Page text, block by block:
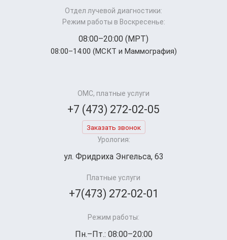
Отдел лучевой диагностики:
Режим работы в Воскресенье:
08:00–20:00 (МРТ)
08:00–14:00 (МСКТ и Маммография)
ОМС, платные услуги
+7 (473) 272-02-05
Заказать звонок
Урология:
ул. Фридриха Энгельса, 63
Платные услуги
+7(473) 272-02-01
Режим работы:
Пн.–Пт.: 08:00–20:00